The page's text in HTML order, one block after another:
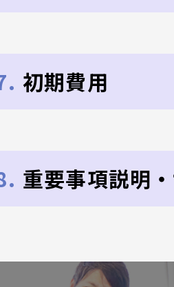
初期費用
重要事項説明